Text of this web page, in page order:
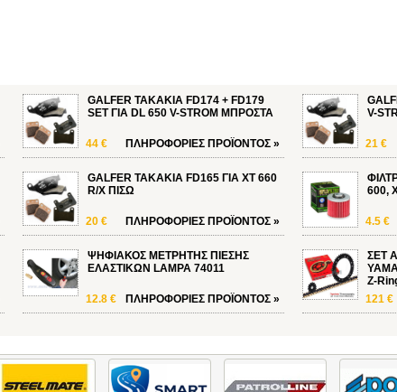
GALFER ΤΑΚΑΚΙΑ FD174 + FD179
SET ΓΙΑ DL 650 V-STROM ΜΠΡΟΣΤΑ
44 € ΠΛΗΡΟΦΟΡΙΕΣ ΠΡΟΪΟΝΤΟΣ »
V-
21 €
GALFER ΤΑΚΑΚΙΑ FD165 ΓΙΑ XT 660
R/X ΠΙΣΩ
20 € ΠΛΗΡΟΦΟΡΙΕΣ ΠΡΟΪΟΝΤΟΣ »
600,
4.5 €
ΨΗΦΙΑΚΟΣ ΜΕΤΡΗΤΗΣ ΠΙΕΣΗΣ
ΕΛΑΣΤΙΚΩΝ LAMPA 74011
12.8 € ΠΛΗΡΟΦΟΡΙΕΣ ΠΡΟΪΟΝΤΟΣ »
ΣΕΤ
Z-
121 €